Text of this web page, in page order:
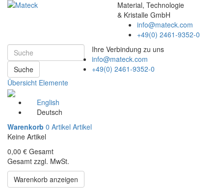
Material, Technologie
& Kristalle GmbH
info@mateck.com
+49(0) 2461-9352-0
Suche
Übersicht Elemente
Ihre Verbindung zu uns
info@mateck.com
+49(0) 2461-9352-0
English
Deutsch
Warenkorb 0 Artikel Artikel
Keine Artikel
0,00 € Gesamt
Gesamt zzgl. MwSt.
Warenkorb anzeigen